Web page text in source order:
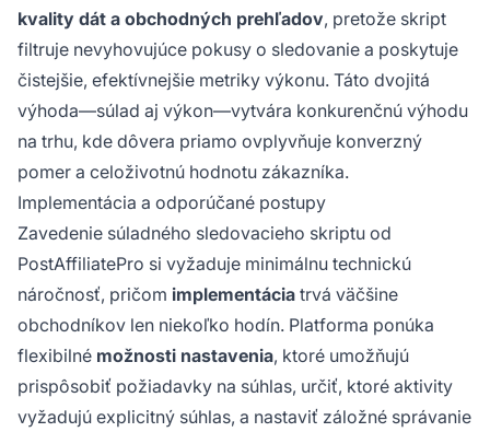
kvality dát a obchodných prehľadov, pretože skript
filtruje nevyhovujúce pokusy o sledovanie a poskytuje
čistejšie, efektívnejšie metriky výkonu. Táto dvojitá
výhoda—súlad aj výkon—vytvára konkurenčnú výhodu
na trhu, kde dôvera priamo ovplyvňuje konverzný
pomer a celoživotnú hodnotu zákazníka.
Implementácia a odporúčané postupy
Zavedenie súladného sledovacieho skriptu od
PostAffiliatePro si vyžaduje minimálnu technickú
náročnosť, pričom implementácia trvá väčšine
obchodníkov len niekoľko hodín. Platforma ponúka
flexibilné možnosti nastavenia, ktoré umožňujú
prispôsobiť požiadavky na súhlas, určiť, ktoré aktivity
vyžadujú explicitný súhlas, a nastaviť záložné správanie